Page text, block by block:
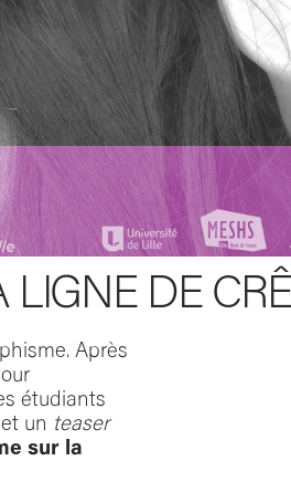
DE
Après
étudiants
un teaser
sur la